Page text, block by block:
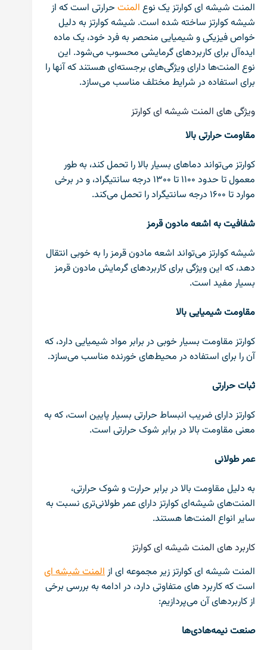
المنت شیشه ای کوارتز یک نوع المنت حرارتی است که از
شیشه کوارتز ساخته شده است. شیشه کوارتز به دلیل
خواص فیزیکی و شیمیایی منحصر به فرد خود، یک ماده
ایده‌آل برای کاربردهای گرمایشی محسوب می‌شود. این
نوع المنت‌ها دارای ویژگی‌های برجسته‌ای هستند که آنها را
برای استفاده در شرایط مختلف مناسب می‌سازد.
ویژگی های المنت شیشه ای کوارتز
مقاومت حرارتی بالا
کوارتز می‌تواند دماهای بسیار بالا را تحمل کند، به طور
معمول تا حدود ۱۱۰۰ تا ۱۳۰۰ درجه سانتیگراد، و در برخی
موارد تا ۱۶۰۰ درجه سانتیگراد را تحمل می‌کند.
شفافیت به اشعه مادون قرمز
شیشه کوارتز می‌تواند اشعه مادون قرمز را به خوبی انتقال
دهد، که این ویژگی برای کاربردهای گرمایش مادون قرمز
بسیار مفید است.
مقاومت شیمیایی بالا
کوارتز مقاومت بسیار خوبی در برابر مواد شیمیایی دارد، که
آن را برای استفاده در محیط‌های خورنده مناسب می‌سازد.
ثبات حرارتی
کوارتز دارای ضریب انبساط حرارتی بسیار پایین است، که به
معنی مقاومت بالا در برابر شوک حرارتی است.
عمر طولانی
به دلیل مقاومت بالا در برابر حرارت و شوک حرارتی،
المنت‌های شیشه‌ای کوارتز دارای عمر طولانی‌تری نسبت به
سایر انواع المنت‌ها هستند.
کاربرد های المنت شیشه ای کوارتز
المنت شیشه ای کوارتز زیر مجموعه ای ازالمنت شیشه ای
است که کاربرد های متفاوتی دارد، در ادامه به بررسی برخی
از کاربرد‌های آن می‌پردازیم:
صنعت نیمه‌هادی‌ها